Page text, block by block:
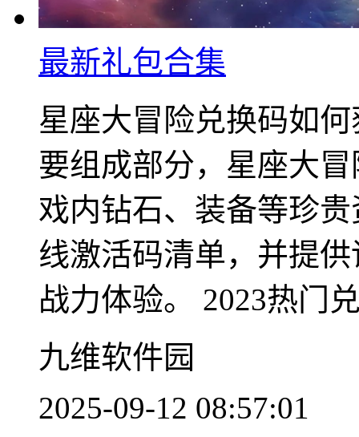
最新礼包合集
星座大冒险兑换码如
要组成部分，星座大
戏内钻石、装备等珍
线激活码清单，并提
战力体验。 2023热门
九维软件园
2025-09-12 08:57:01